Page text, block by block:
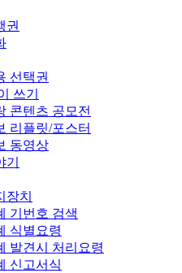
권
선택권
쓰기
콘텐츠 공모전
리플릿/포스터
동영상
장치
기번호 검색
식별요령
발견시 처리요령
신고서식